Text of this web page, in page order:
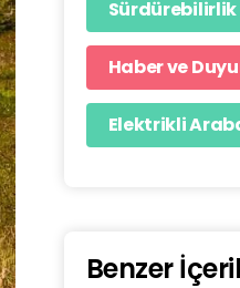
Sürdürebilirlik
Haber ve
Elektrikli
Benzer